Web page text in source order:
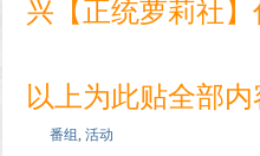
兴【正统萝莉社
以上为此贴全部
番组, 活动